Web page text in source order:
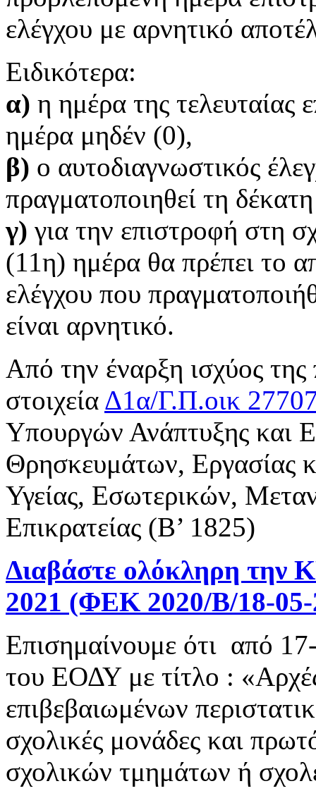
ελέγχου με αρνητικό
Ειδικότερα:
α) η ημέρα της τελευταίας
ημέρα μηδέν (0),
β) ο αυτοδιαγνωστικός
πραγματοποιηθεί τη
γ) για την επιστροφή στη
(11η) ημέρα θα πρέπει το
ελέγχου που
είναι αρνητικό.
Από την έναρξη ισχύος
στοιχεία Δ1α/Γ.Π.οικ
Υπουργών Ανάπτυξης και
Θρησκευμάτων, Εργασίας
Υγείας, Εσωτερικών,
Επικρατείας (Β’ 1825)
Διαβάστε ολόκληρη την
2021 (ΦΕΚ 2020/Β/18-05-
Επισημαίνουμε ότι από
του ΕΟΔΥ με τίτλο :
επιβεβαιωμένων
σχολικές μονάδες και
σχολικών τμημάτων ή